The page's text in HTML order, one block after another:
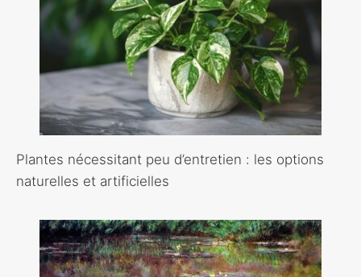
Plantes nécessitant peu d’entretien : les options
naturelles et artificielles